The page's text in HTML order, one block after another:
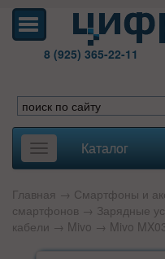
8 (925) 365-22-11
Toggle
navigation
Каталог
Главная → Смартфоны и
смартфонов → Зарядные
кабели → Mivo → Mivo